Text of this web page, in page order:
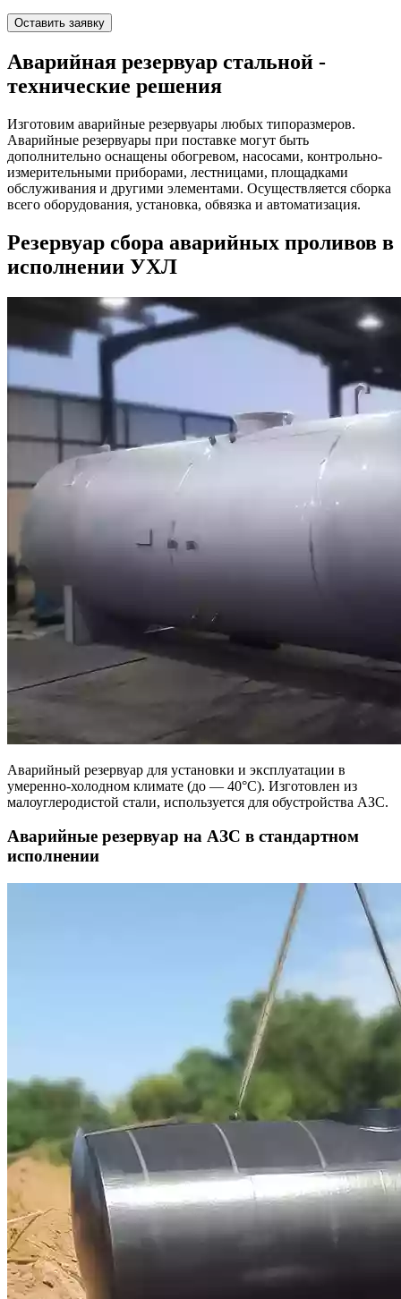
Оставить заявку
Аварийная резервуар стальной -
технические решения
Изготовим аварийные резервуары любых типоразмеров.
Аварийные резервуары при поставке могут быть
дополнительно оснащены обогревом, насосами, контрольно-
измерительными приборами, лестницами, площадками
обслуживания и другими элементами. Осуществляется сборка
всего оборудования, установка, обвязка и автоматизация.
Резервуар сбора аварийных проливов в
исполнении УХЛ
Аварийный резервуар для установки и эксплуатации в
умеренно-холодном климате (до — 40°С). Изготовлен из
малоуглеродистой стали, используется для обустройства АЗС.
Аварийные резервуар на АЗС в стандартном
исполнении